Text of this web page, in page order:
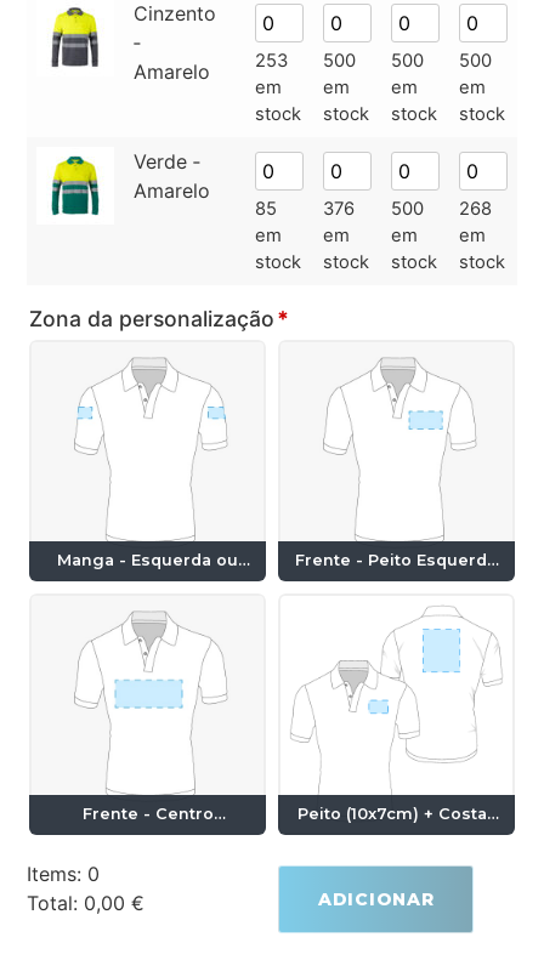
Cinzento
‑
Amarelo
253
em
stock
500
em
stock
500
em
stock
500
em
stock
Verde ‑
Amarelo
85
em
stock
376
em
stock
500
em
stock
268
em
stock
Zona da personalização*
Manga - Esquerda ou
Direita (10x7cm)
Frente - Peito Esquerdo
(10x7cm)
Frente - Centro
(21x14cm)
Peito (10x7cm) + Costas
(28x20cm)
Items: 0
Total: 0,00 €
ADICIONAR